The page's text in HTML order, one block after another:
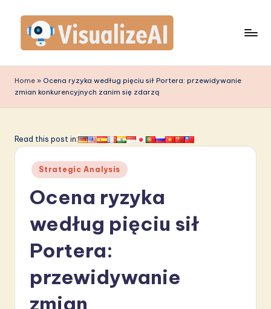
content
is
u
li
A
Home » Ocena ryzyka według pięciu sił Portera: przewidywanie
zmian konkurencyjnych zanim się zdarzą
Read this post in:
Posted
in
Strategic Analysis
Ocena ryzyka
według pięciu sił
Portera:
przewidywanie
zmian